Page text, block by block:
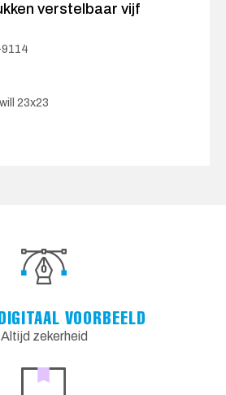
verstelbaar vijf
23x23
VOORBEELD
Altijd zekerheid